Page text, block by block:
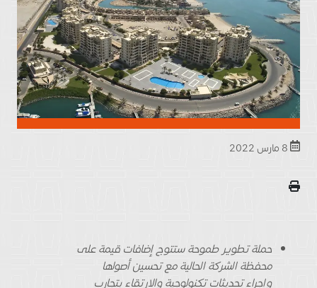
حملة تطوير طموحة ستتوج إضافات قيمة على
محفظة الشركة الحالية مع تحسين أصولها
وإجراء تحديثات تكنولوجية والارتقاء بتجارب